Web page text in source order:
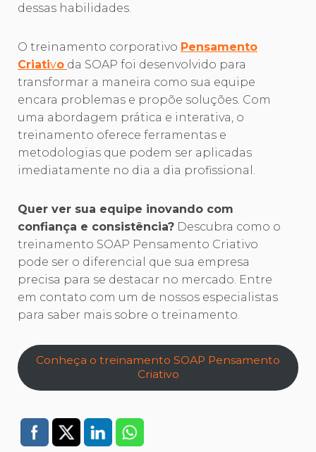
dessas habilidades.
O treinamento corporativo Pensamento
Criativo da SOAP foi desenvolvido para
transformar a maneira como sua equipe
encara problemas e propõe soluções. Com
uma abordagem prática e interativa, o
treinamento oferece ferramentas e
metodologias que podem ser aplicadas
imediatamente no dia a dia profissional.
Quer ver sua equipe inovando com
confiança e consistência? Descubra como o
treinamento SOAP Pensamento Criativo
pode ser o diferencial que sua empresa
precisa para se destacar no mercado. Entre
em contato com um de nossos especialistas
para saber mais sobre o treinamento.
Conheça o treinamento SOAP Pensamento
Criativo